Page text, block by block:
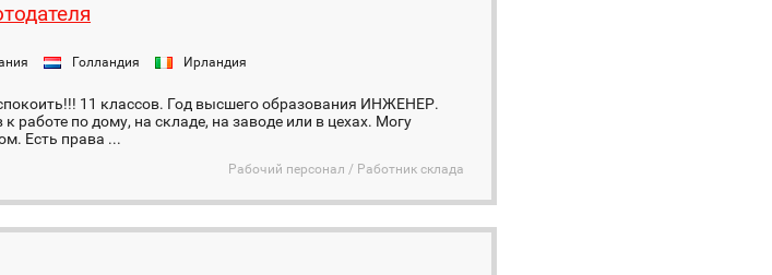
Голландия Ирландия
11 классов. Год высшего образования ИНЖЕНЕР.
работе по дому, на складе, на заводе или в цехах. Могу
Есть права ...
Рабочий персонал / Работник склада